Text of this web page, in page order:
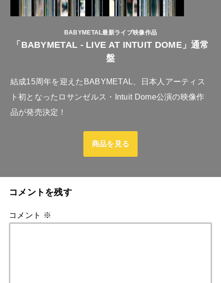
BABYMETAL最新ライブ映像作品
「BABYMETAL - LIVE AT INTUIT DOME」通常
盤
結成15周年を迎えたBABYMETAL、日本人アーティス
ト初となったロサンゼルス・Intuit Dome公演の映像作
品が発売決定！
商品を見る
コメントを残す
コメント ※